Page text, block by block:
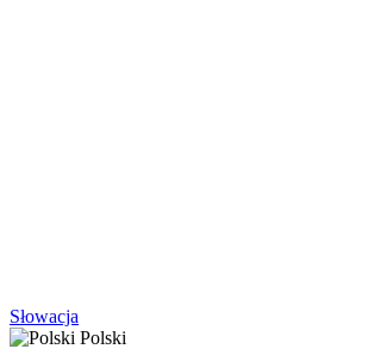
Słowacja
Polski